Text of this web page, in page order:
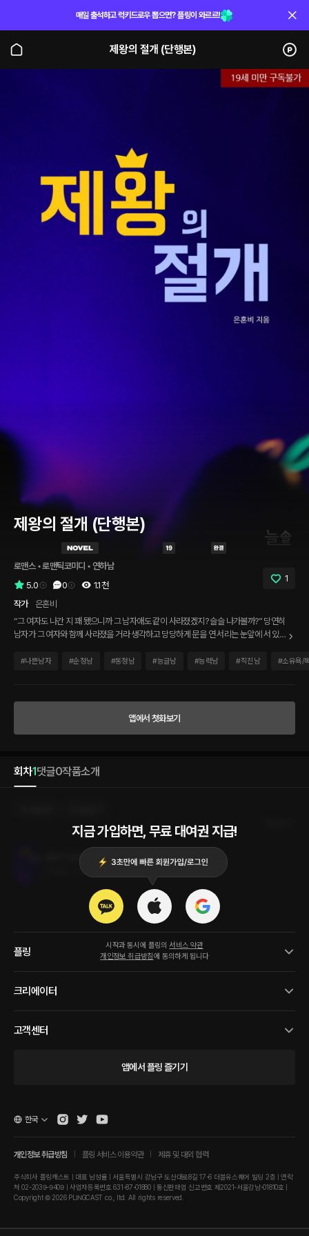
매일 출석하고 럭키드로우 뽑으면? 플링이 와르르!
제왕의 절개 (단행본)
제왕의 절개 (단행본)
로맨스 • 로맨틱코미디 • 연하남
5.0
0 1.1천
1
작가
은혼비
“그 여자도 나간 지 꽤 됐으니까 그 남자애도 같이 사라졌겠지? 슬슬 나가볼까?” 당연히
남자가 그 여자와 함께 사라졌을 거라 생각하고 당당하게 문을 연 서리는 눈앞에 서 있는
짓궂게 웃고 있었다. “더러워?” “…….” “내가 더러워?” “난 그런 말 한 기억이 없는데
속이 부글부글 끓었다. 제왕의 얼굴을 마주보기 위해서 서리는 고개를 뒤로 젖혀야만 했
도 엄청난 프라이드를 갖고 있나 보죠? 그게 그렇게 억울하면 나한테도 그 프라이드 높
은 침을 바르던가! 침 좀 발렸다고 썩어 문드러지진 않을 테니, 그러고 싶으면 그러던가!
#나쁜남자 #순정남 #동정남 #능글남 #능력남 #직진남 #소유욕/
앱에서 첫화보기
회차1 댓글0작품소개
지금 가입하면, 무료 대여권 지급!
시작과 동시에 플링의 서비스 약관
개인정보 취급방침에 동의하게 됩니다
제왕의 절개
2023.04.25
플링
크리에이터
고객센터
앱에서 플링 즐기기
개인정보 취급방침 플링 서비스 이용약관 제휴 및 대외 협력
주식회사 플링캐스트 | 대표 남성률 | 서울특별시 강남구 도산대로8길 17-6 더블유스퀘어 빌딩 2층 | 연락
처 02-2039-9409 | 사업자등록번호 631-87-01880 | 통신판매업 신고번호 제2021-서울강남-01810호 |
Copyright © 2026 PLINGCAST co., ltd. All rights reserved.
한국